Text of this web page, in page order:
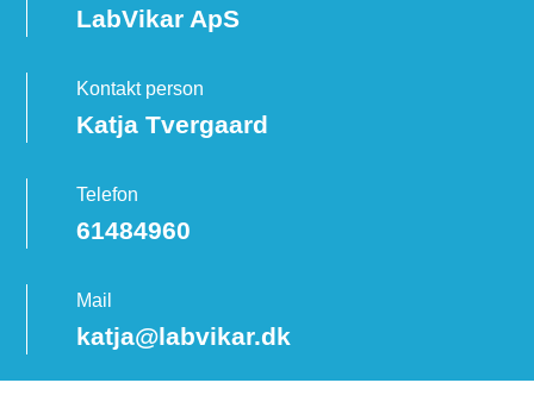
LabVikar ApS
Kontakt person
Katja Tvergaard
Telefon
61484960
Mail
katja@labvikar.dk